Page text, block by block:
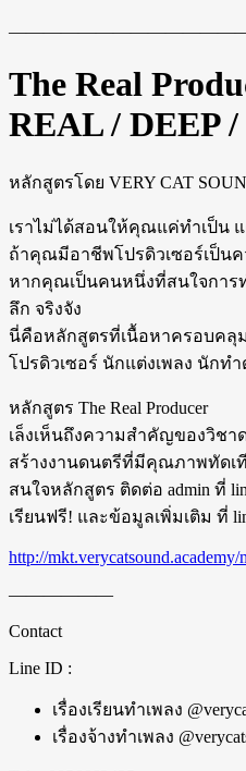
The Real
REAL / DEEP
หลักสูตรโดย VERY CAT
เราไม่ได้สอนให้คุณแค่ทำเป็น
ถ้าคุณมีอาชีพโปรดิวเซอร์เป็น
หากคุณเป็นคนหนึ่งที่สนใจการ
ลึก จริงจัง
นี่คือหลักสูตรที่เนื้อหาครอบคลุ
โปรดิวเซอร์ นักแต่งเพลง นักท
หลักสูตร The Real Producer
เล็งเห็นถึงความสำคัญของวิชา
สร้างงานดนตรีที่มีคุณภาพทัดเ
สนใจหลักสูตร ติดต่อ admin ที่
เรียนฟรี! และข้อมูลเพิ่มเติม ที่
http://mkt.verycatsound.academy/
——————
Contact
Line ID :
เรื่องเรียนทำเพลง
เรื่องจ้างทำเพลง